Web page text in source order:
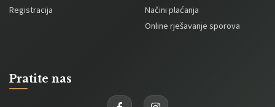
Registracija
Načini plaćanja
Online rješavanje sporova
Pratite nas